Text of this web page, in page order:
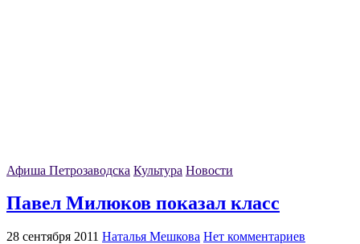
Афиша Петрозаводска Культура Новости
Павел Милюков показал класс
28 сентября 2011 Наталья Мешкова Нет комментариев